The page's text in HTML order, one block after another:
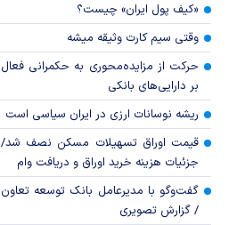
«کیف پول ایران» چیست؟
وقتی سیم کارت وثیقه میشه
حرکت از مزایده‌محوری به حکمرانی فعال
بر دارایی‌های بانکی
ریشه نوسانات ارزی در ایران سیاسی است
قیمت اوراق تسهیلات مسکن نصف شد/
جزئیات هزینه خرید اوراق و دریافت وام
گفت‌وگو با مدیرعامل بانک توسعه تعاون
/ گزارش تصویری